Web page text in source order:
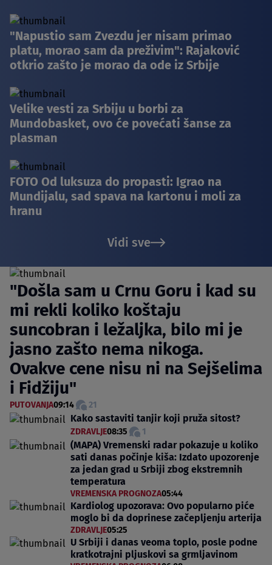
"Napustio sam Zvezdu jer nisam primao
platu, morao sam da preživim": Rajaković
otkrio zašto je morao da ode iz Srbije
Velike vesti za Srbiju u borbi za
Mundobasket, ovo će povećati šanse za
plasman
FOTO Od luksuza do propasti: Igrao na
Mundijalu, sad spava na kartonu i moli za
hranu
Vidi sve
"Došla sam u Crnu Goru i kad su
mi rekli koliko koštaju
suncobran i ležaljka, bilo mi je
jasno zašto nema nikoga.
Ovakve cene nisu ni na Sejšelima
i Fidžiju"
PUTOVANJA09:14 21
Kako sastaviti tanjir koji pruža sitost?
ZDRAVLJE08:35 1
(MAPA) Vremenski radar pokazuje u koliko
sati danas počinje kiša: Izdato upozorenje
za jedan grad u Srbiji zbog ekstremnih
temperatura
VREMENSKA PROGNOZA05:44
Kardiolog upozorava: Ovo popularno piće
moglo bi da doprinese začepljenju arterija
ZDRAVLJE05:25
U Srbiji i danas veoma toplo, posle podne
kratkotrajni pljuskovi sa grmljavinom